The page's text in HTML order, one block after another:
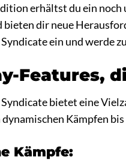
erhältst du ein
dir neue
Syndicate ein und werde
Features,
Syndicate bietet eine
dynamischen Kämpfen
Kämpfe: